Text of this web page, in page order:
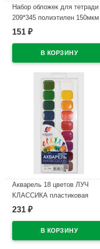
Набор обложек для тетради
209*345 полиэтилен 150мкм
10 штук в наборе арт Т150-10
151 ₽
Акварель 18 цветов ЛУЧ
КЛАССИКА пластиковая
коробка без кисти медовые
231 ₽